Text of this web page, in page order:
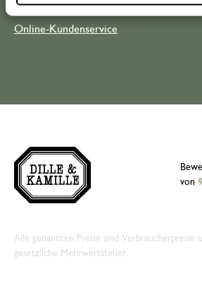
Online-Kundenservice
von
Alle genannten Preise sind Verbraucherpreise
gesetzliche Mehrwertsteuer.